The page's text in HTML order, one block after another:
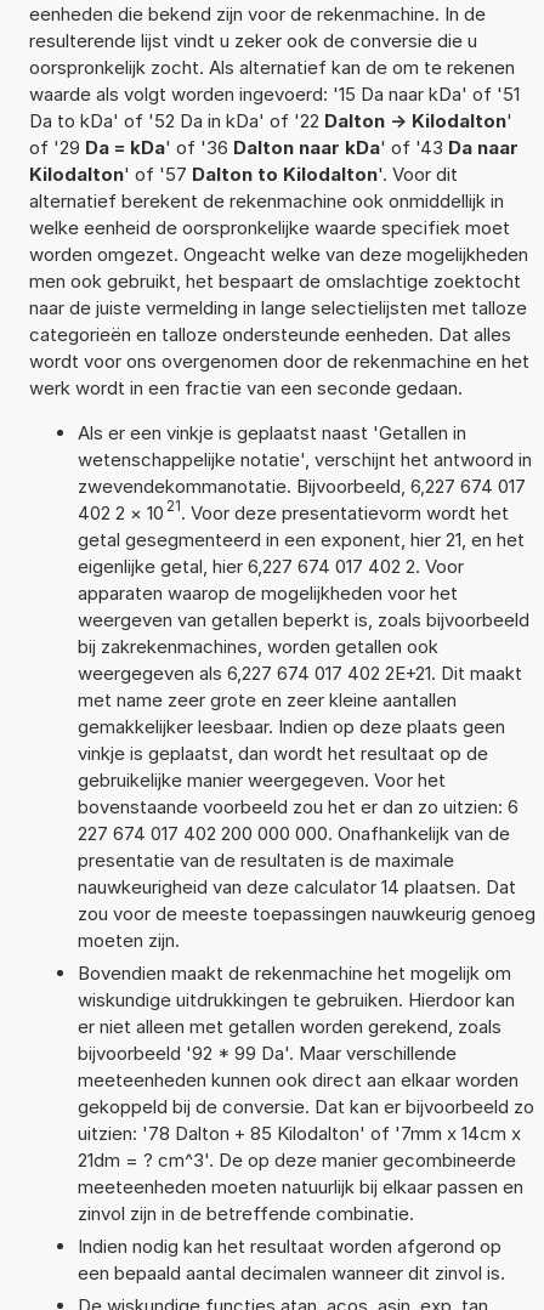
eenheden die bekend zijn voor de rekenmachine. In de
resulterende lijst vindt u zeker ook de conversie die u
oorspronkelijk zocht. Als alternatief kan de om te rekenen
waarde als volgt worden ingevoerd: '15 Da naar kDa' of '51
Da to kDa' of '52 Da in kDa' of '22 Dalton -> Kilodalton'
of '29 Da = kDa' of '36 Dalton naar kDa' of '43 Da naar
Kilodalton' of '57 Dalton to Kilodalton'. Voor dit
alternatief berekent de rekenmachine ook onmiddellijk in
welke eenheid de oorspronkelijke waarde specifiek moet
worden omgezet. Ongeacht welke van deze mogelijkheden
men ook gebruikt, het bespaart de omslachtige zoektocht
naar de juiste vermelding in lange selectielijsten met talloze
categorieën en talloze ondersteunde eenheden. Dat alles
wordt voor ons overgenomen door de rekenmachine en het
werk wordt in een fractie van een seconde gedaan.
Als er een vinkje is geplaatst naast 'Getallen in
wetenschappelijke notatie', verschijnt het antwoord in
zwevendekommanotatie. Bijvoorbeeld, 6,227 674 017
402 2 × 10 21. Voor deze presentatievorm wordt het
getal gesegmenteerd in een exponent, hier 21, en het
eigenlijke getal, hier 6,227 674 017 402 2. Voor
apparaten waarop de mogelijkheden voor het
weergeven van getallen beperkt is, zoals bijvoorbeeld
bij zakrekenmachines, worden getallen ook
weergegeven als 6,227 674 017 402 2E+21. Dit maakt
met name zeer grote en zeer kleine aantallen
gemakkelijker leesbaar. Indien op deze plaats geen
vinkje is geplaatst, dan wordt het resultaat op de
gebruikelijke manier weergegeven. Voor het
bovenstaande voorbeeld zou het er dan zo uitzien: 6
227 674 017 402 200 000 000. Onafhankelijk van de
presentatie van de resultaten is de maximale
nauwkeurigheid van deze calculator 14 plaatsen. Dat
zou voor de meeste toepassingen nauwkeurig genoeg
moeten zijn.
Bovendien maakt de rekenmachine het mogelijk om
wiskundige uitdrukkingen te gebruiken. Hierdoor kan
er niet alleen met getallen worden gerekend, zoals
bijvoorbeeld '92 * 99 Da'. Maar verschillende
meeteenheden kunnen ook direct aan elkaar worden
gekoppeld bij de conversie. Dat kan er bijvoorbeeld zo
uitzien: '78 Dalton + 85 Kilodalton' of '7mm x 14cm x
21dm = ? cm^3'. De op deze manier gecombineerde
meeteenheden moeten natuurlijk bij elkaar passen en
zinvol zijn in de betreffende combinatie.
Indien nodig kan het resultaat worden afgerond op
een bepaald aantal decimalen wanneer dit zinvol is.
De wiskundige functies atan, acos, asin, exp, tan,